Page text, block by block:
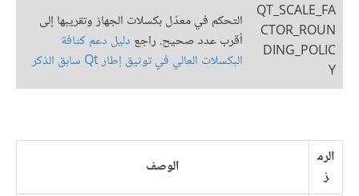
QT_SCALE_FA
CTOR_ROUN
DING_POLIC
Y
التحكم في معدّل بكسلات الجهاز وتقريبها إلى
أقرب عدد صحيح. راجع دليل دعم كثافة
البكسلات العالي في توثيق إطار Qt سابق الذكر
الرم
ز
الوصف